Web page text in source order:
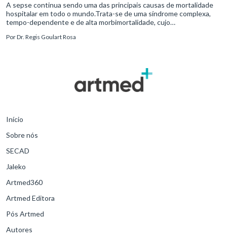
A sepse continua sendo uma das principais causas de mortalidade
hospitalar em todo o mundo.Trata-se de uma síndrome complexa,
tempo-dependente e de alta morbimortalidade, cujo
para o desfe
PorDr. Regis Goulart Rosa
Início
Sobre nós
SECAD
Jaleko
Artmed360
Artmed Editora
Pós Artmed
Autores